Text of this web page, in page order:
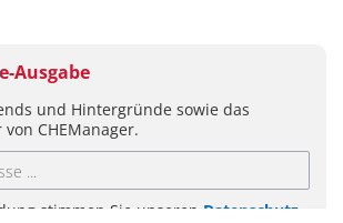
Ausgabe
und Hintergründe sowie das
CHEManager.
stimmen Sie unseren Datenschutz-